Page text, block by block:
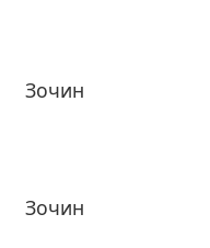
Зочин
Зочин